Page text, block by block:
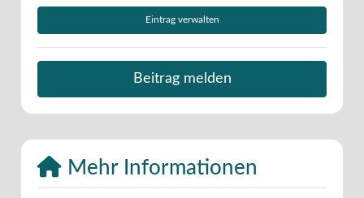
Eintrag verwalten
Beitrag melden
Mehr Informationen